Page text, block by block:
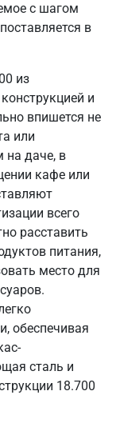
с шагом
в
из
и
впишется не
или
на даче, в
кафе или
всего
расставить
питания,
место для
обеспечивая
сталь и
18.700